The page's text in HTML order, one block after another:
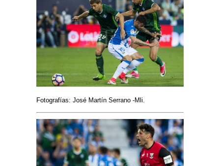
Fotografías: José Martín Serrano -Mli.